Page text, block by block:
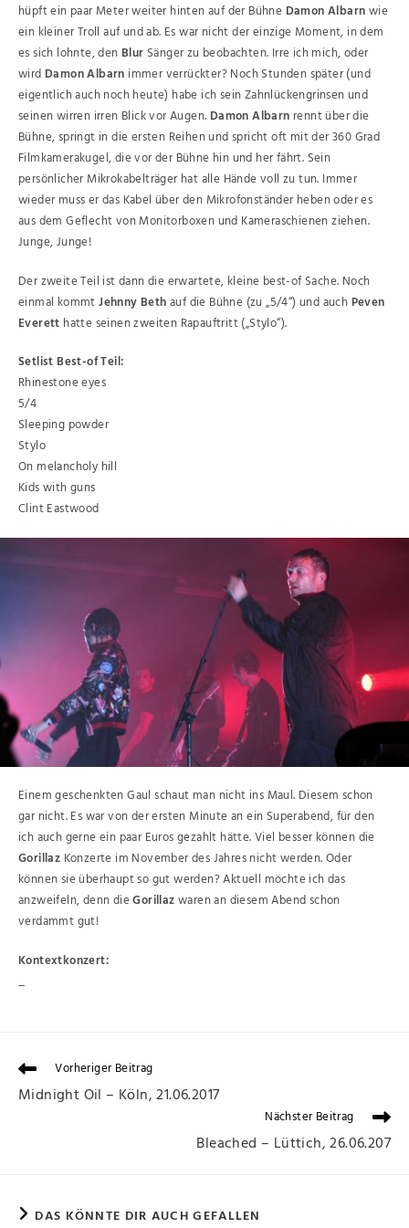
hüpft ein paar Meter weiter hinten auf der Bühne Damon Albarnwie
ein kleiner Troll auf und ab. Es war nicht der einzige Moment, in dem
es sich lohnte, den Blur Sänger zu beobachten. Irre ich mich, oder
wird Damon Albarn immer verrückter? Noch Stunden später (und
eigentlich auch noch heute) habe ich sein Zahnlückengrinsen und
seinen wirren irren Blick vor Augen. Damon Albarn rennt über die
Bühne, springt in die ersten Reihen und spricht oft mit der 360 Grad
Filmkamerakugel, die vor der Bühne hin und her fährt. Sein
persönlicher Mikrokabelträger hat alle Hände voll zu tun. Immer
wieder muss er das Kabel über den Mikrofonständer heben oder es
aus dem Geflecht von Monitorboxen und Kameraschienen ziehen.
Junge, Junge!
Der zweite Teil ist dann die erwartete, kleine best-of Sache. Noch
einmal kommtJehnny Bethauf die Bühne (zu „5/4“) und auch Peven
Everett hatte seinen zweiten Rapauftritt („Stylo“).
Setlist Best-of Teil:
Rhinestone eyes
5/4
Sleeping powder
Stylo
On melancholy hill
Kids with guns
Clint Eastwood
Einem geschenkten Gaul schaut man nicht ins Maul. Diesem schon
gar nicht. Es war von der ersten Minute an ein Superabend, für den
ich auch gerne ein paar Euros gezahlt hätte. Viel besser können die
Gorillaz Konzerte im November des Jahres nicht werden. Oder
können sie überhaupt so gut werden? Aktuell möchte ich das
anzweifeln, denn dieGorillazwaren an diesem Abend schon
verdammt gut!
Kontextkonzert:
_
Vorheriger Beitrag
Midnight Oil – Köln, 21.06.2017
Nächster Beitrag
Bleached – Lüttich, 26.06.207
DAS KÖNNTE DIR AUCH GEFALLEN